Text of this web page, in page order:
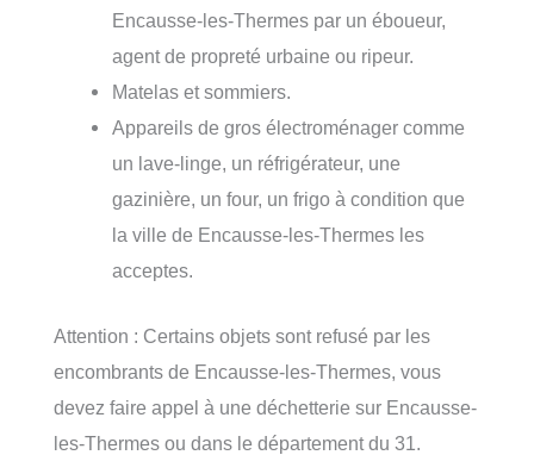
Encausse-les-Thermes par un éboueur,
agent de propreté urbaine ou ripeur.
Matelas et sommiers.
Appareils de gros électroménager comme
un lave-linge, un réfrigérateur, une
gazinière, un four, un frigo à condition que
la ville de Encausse-les-Thermes les
acceptes.
Attention : Certains objets sont refusé par les
encombrants de Encausse-les-Thermes, vous
devez faire appel à une déchetterie sur Encausse-
les-Thermes ou dans le département du 31.